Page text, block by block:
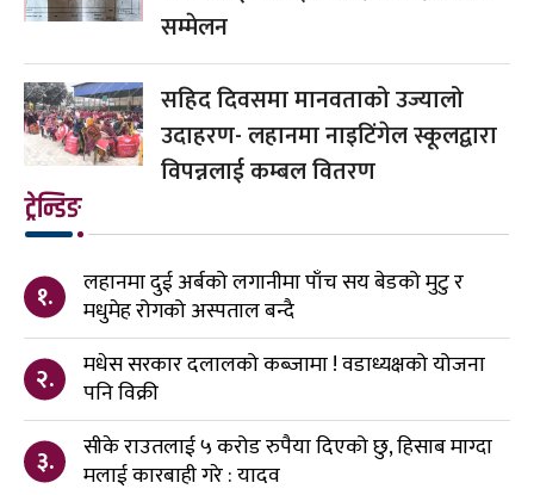
सम्मेलन
सहिद दिवसमा मानवताको उज्यालो
उदाहरण- लहानमा नाइटिंगेल स्कूलद्वारा
विपन्नलाई कम्बल वितरण
ट्रेन्डिङ
१.
लहानमा दुई अर्बको लगानीमा पाँच सय बेडको मुटु र
मधुमेह रोगको अस्पताल बन्दै
२.
मधेस सरकार दलालको कब्जामा ! वडाध्यक्षको योजना
पनि विक्री
३.
सीके राउतलाई ५ करोड रुपैया दिएको छु, हिसाब माग्दा
मलाई कारबाही गरे : यादव